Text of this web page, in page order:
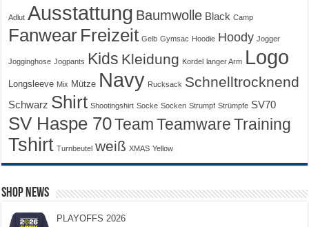
Adlut Ausstattung Baumwolle Black Camp
Fanwear Freizeit Gelb Gymsac Hoodie Hoody Jogger
Jogginghose Jogpants Kids Kleidung Kordel langer Arm Logo
Longsleeve Mix Mütze Navy Rucksack Schnelltrocknend
Schwarz Shirt Shootingshirt Socke Socken Strumpf Strümpfe SV70
SV Haspe 70Team Teamware Training
Tshirt Turnbeutel weiß XMAS Yellow
Shop News
PLAYOFFS 2026